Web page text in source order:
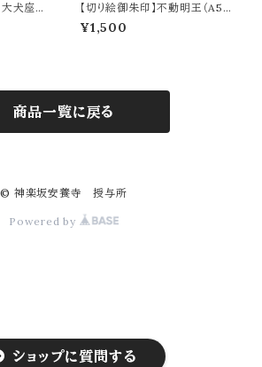
ショップに質問する
大犬座-
【切り絵御朱印】不動明王（A5サ
イズ）
¥1,500
商品一覧に戻る
© 神楽坂安養寺 授与所
Powered by